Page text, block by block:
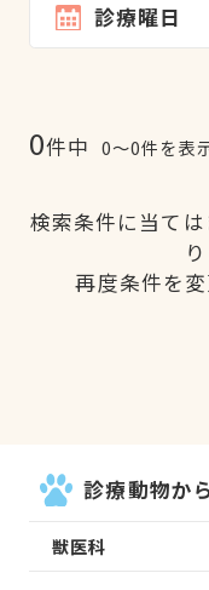
診療曜日
0件中 0〜0件を表
検索条件に当て
再度条件を変
診療動物か
獣医科